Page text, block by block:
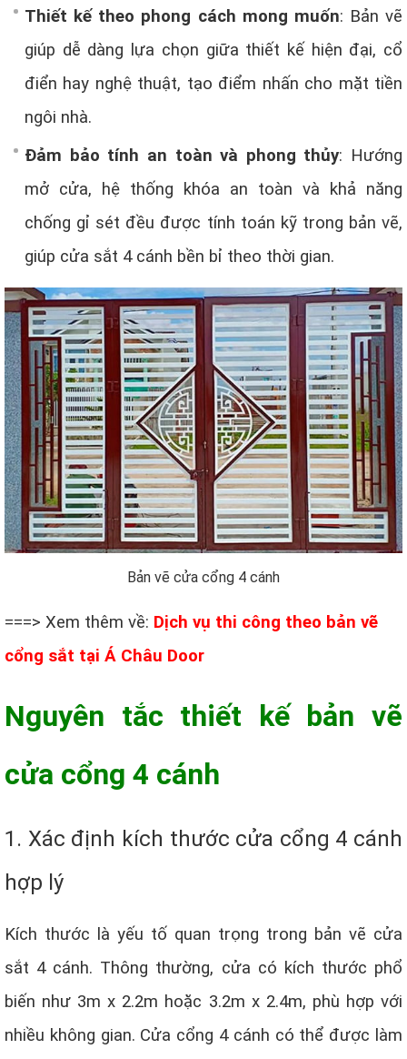
Thiết kế theo phong cách mong muốn: Bản vẽ
giúp dễ dàng lựa chọn giữa thiết kế hiện đại, cổ
điển hay nghệ thuật, tạo điểm nhấn cho mặt tiền
ngôi nhà.
Đảm bảo tính an toàn và phong thủy: Hướng
mở cửa, hệ thống khóa an toàn và khả năng
chống gỉ sét đều được tính toán kỹ trong bản vẽ,
giúp cửa sắt 4 cánh bền bỉ theo thời gian.
Bản vẽ cửa cổng 4 cánh
===> Xem thêm về: Dịch vụ thi công theo bản vẽ
cổng sắt tại Á Châu Door
Nguyên tắc thiết kế bản vẽ
cửa cổng 4 cánh
1. Xác định kích thước cửa cổng 4 cánh
hợp lý
Kích thước là yếu tố quan trọng trong bản vẽ cửa
sắt 4 cánh. Thông thường, cửa có kích thước phổ
biến như 3m x 2.2m hoặc 3.2m x 2.4m, phù hợp với
nhiều không gian. Cửa cổng 4 cánh có thể được làm